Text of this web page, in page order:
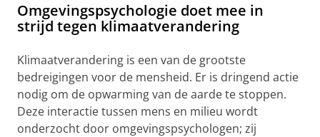
Omgevingspsychologie doet mee in
strijd tegen klimaatverandering
Klimaatverandering is een van de grootste
bedreigingen voor de mensheid. Er is dringend actie
nodig om de opwarming van de aarde te stoppen.
Deze interactie tussen mens en milieu wordt
onderzocht door omgevingspsychologen; zij